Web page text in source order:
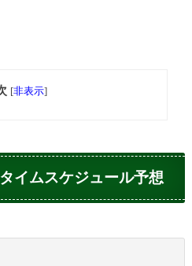
[非表示]
イムスケジュール予想